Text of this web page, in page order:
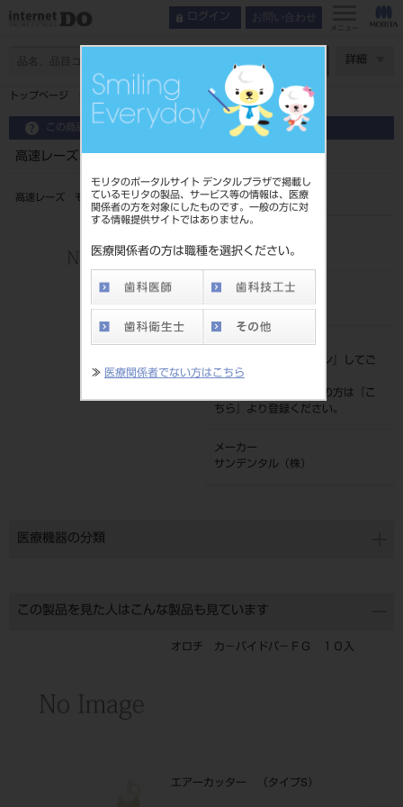
モリタのポータルサイト デンタルプラザで掲載し
ているモリタの製品、サービス等の情報は、医療
関係者の方を対象にしたものです。一般の方に対
する情報提供サイトではありません。
医療関係者の方は職種を選択ください。
≫ 医療関係者でない方はこちら
ログイン お問い合わせ
メニュー
詳細
トップページ 高速レーズ モデル４ （レイフォスター）
この商品に関するお問い合わせ
高速レーズ モデル４ （レイフォスター）
高速レーズ モデル4 ダストコレクター付
206590812
JAN/EANコード
標準価格
ログイン
』してご
覧ください。
ネット会員登録がまだの方は『
こ
ちら
』より登録ください。
メーカー
サンデンタル（株）
医療機器の分類
この製品を見た人はこんな製品も見ています
オロチ カ－バイドバ－ＦＧ １０入
エアーカッター （タイプS）